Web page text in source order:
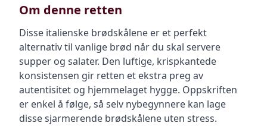
Om denne retten
Disse italienske brødskålene er et perfekt
alternativ til vanlige brød når du skal servere
supper og salater. Den luftige, krispkantede
konsistensen gir retten et ekstra preg av
autentisitet og hjemmelaget hygge. Oppskriften
er enkel å følge, så selv nybegynnere kan lage
disse sjarmerende brødskålene uten stress.